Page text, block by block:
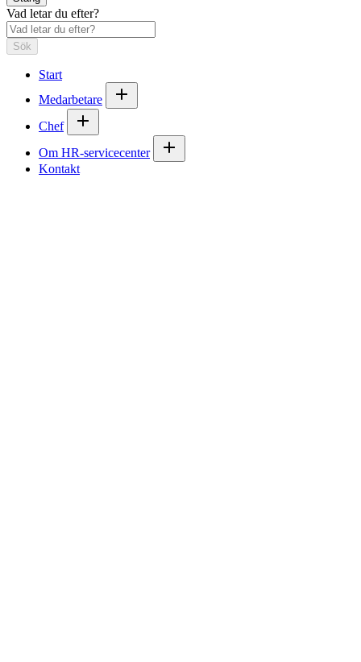
Vad letar du efter?
Sök
Start
Medarbetare
Chef
Om HR-servicecenter
Kontakt